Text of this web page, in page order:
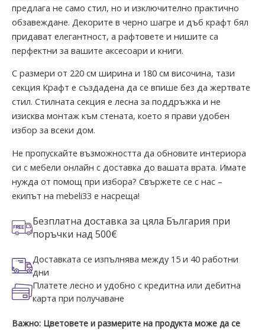
предлага не само стил, но и изключително практично
обзавеждане. Декорите в черно шагре и дъб крафт бял
придават елегантност, а рафтовете и нишите са
перфектни за вашите аксесоари и книги.
С размери от 220 см ширина и 180 см височина, тази
секция Крафт е създадена да се впише без да жертвате
стил. Стилната секция е лесна за поддръжка и не
изисква монтаж към стената, което я прави удобен
избор за всеки дом.
Не пропускайте възможността да обновите интериора
си с мебели онлайн с доставка до вашата врата. Имате
нужда от помощ при избора? Свържете се с нас –
екипът на mebeli33 е насреща!
Безплатна доставка за цяла България при
поръчки над 500€
Доставката се изпълнява между 15 и 40 работни
дни
Платете лесно и удобно с кредитна или дебитна
карта при получаване
Важно: Цветовете и размерите на продукта може да се